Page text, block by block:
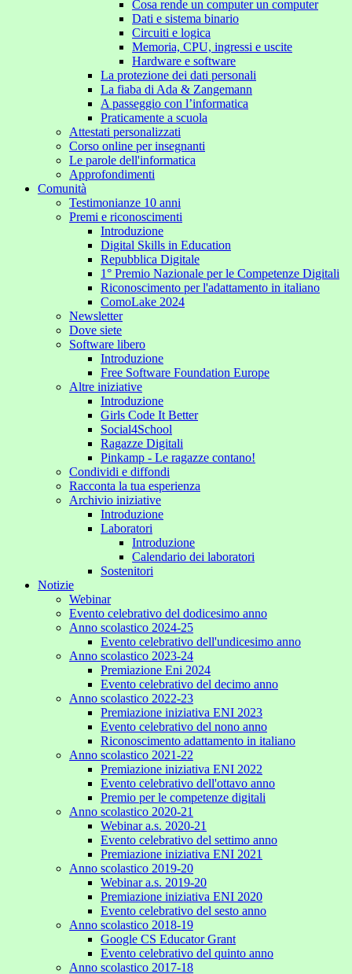
Cosa rende un computer un computer
Dati e sistema binario
Circuiti e logica
Memoria, CPU, ingressi e uscite
Hardware e software
La protezione dei dati personali
La fiaba di Ada & Zangemann
A passeggio con l’informatica
Praticamente a scuola
Attestati personalizzati
Corso online per insegnanti
Le parole dell'informatica
Approfondimenti
Comunità
Testimonianze 10 anni
Premi e riconoscimenti
Introduzione
Digital Skills in Education
Repubblica Digitale
1° Premio Nazionale per le Competenze Digitali
Riconoscimento per l'adattamento in italiano
ComoLake 2024
Newsletter
Dove siete
Software libero
Introduzione
Free Software Foundation Europe
Altre iniziative
Introduzione
Girls Code It Better
Social4School
Ragazze Digitali
Pinkamp - Le ragazze contano!
Condividi e diffondi
Racconta la tua esperienza
Archivio iniziative
Introduzione
Laboratori
Introduzione
Calendario dei laboratori
Sostenitori
Notizie
Webinar
Evento celebrativo del dodicesimo anno
Anno scolastico 2024-25
Evento celebrativo dell'undicesimo anno
Anno scolastico 2023-24
Premiazione Eni 2024
Evento celebrativo del decimo anno
Anno scolastico 2022-23
Premiazione iniziativa ENI 2023
Evento celebrativo del nono anno
Riconoscimento adattamento in italiano
Anno scolastico 2021-22
Premiazione iniziativa ENI 2022
Evento celebrativo dell'ottavo anno
Premio per le competenze digitali
Anno scolastico 2020-21
Webinar a.s. 2020-21
Evento celebrativo del settimo anno
Premiazione iniziativa ENI 2021
Anno scolastico 2019-20
Webinar a.s. 2019-20
Premiazione iniziativa ENI 2020
Evento celebrativo del sesto anno
Anno scolastico 2018-19
Google CS Educator Grant
Evento celebrativo del quinto anno
Anno scolastico 2017-18